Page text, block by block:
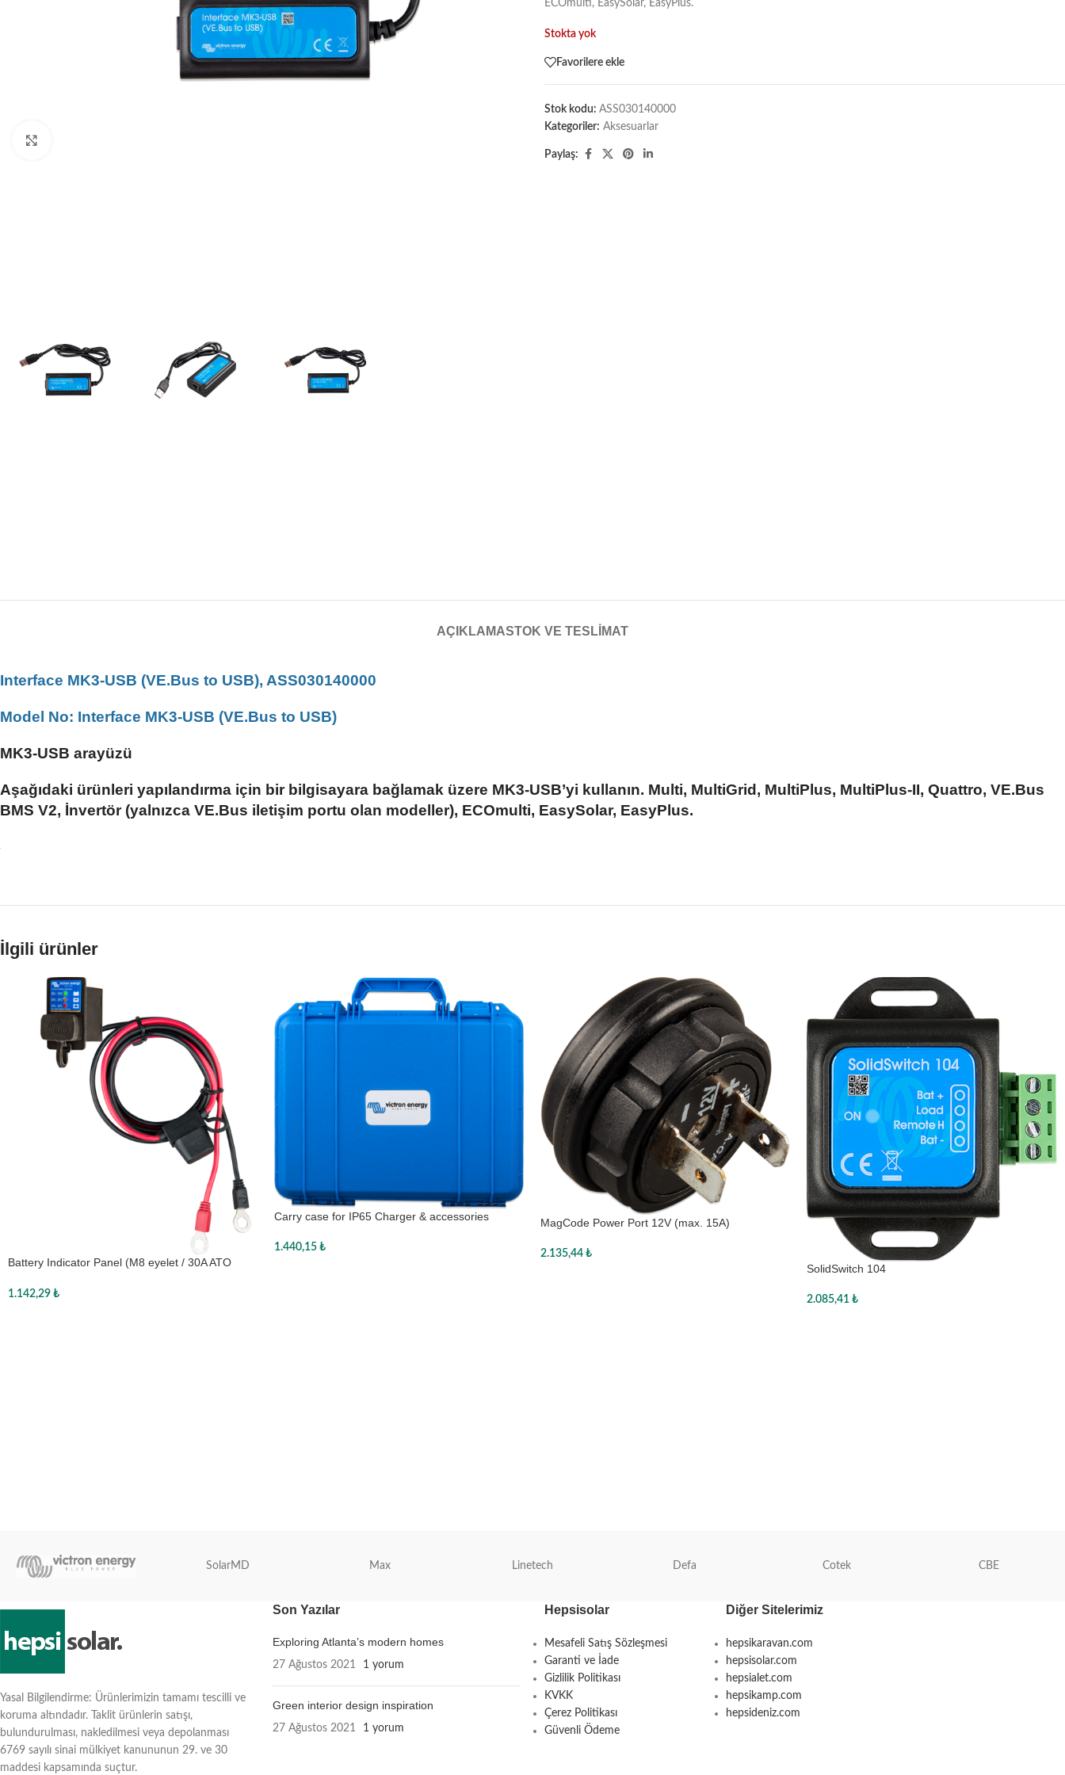
ECOmulti, EasySolar, EasyPlus.
Stokta yok
Favorilere ekle
Stok kodu: ASS030140000
Kategoriler: Aksesuarlar
Paylaş:
AÇIKLAMASTOK VE TESLIMAT
Interface MK3-USB (VE.Bus to USB), ASS030140000
Model No: Interface MK3-USB (VE.Bus to USB)
MK3-USB arayüzü
Aşağıdaki ürünleri yapılandırma için bir bilgisayara bağlamak üzere MK3-USB’yi kullanın. Multi, MultiGrid, MultiPlus, MultiPlus-II, Quattro, VE.Bus
BMS V2, İnvertör (yalnızca VE.Bus iletişim portu olan modeller), ECOmulti, EasySolar, EasyPlus.
İlgili ürünler
Battery Indicator Panel (M8 eyelet / 30A ATO
1.142,29 ₺
Carry case for IP65 Charger & accessories
1.440,15 ₺
MagCode Power Port 12V (max. 15A)
2.135,44 ₺
SolidSwitch 104
2.085,41 ₺
SolarMD Max Linetech Defa Cotek CBE
Yasal Bilgilendirme: Ürünlerimizin tamamı tescilli ve
koruma altındadır. Taklit ürünlerin satışı,
bulundurulması, nakledilmesi veya depolanması
6769 sayılı sinai mülkiyet kanununun 29. ve 30
maddesi kapsamında suçtur.
Son Yazılar
Exploring Atlanta’s modern homes
27 Ağustos 2021 1 yorum
Green interior design inspiration
27 Ağustos 2021 1 yorum
Hepsisolar
Mesafeli Satış Sözleşmesi
Garanti ve İade
Gizlilik Politikası
KVKK
Çerez Politikası
Güvenli Ödeme
Diğer Sitelerimiz
hepsikaravan.com
hepsisolar.com
hepsialet.com
hepsikamp.com
hepsideniz.com